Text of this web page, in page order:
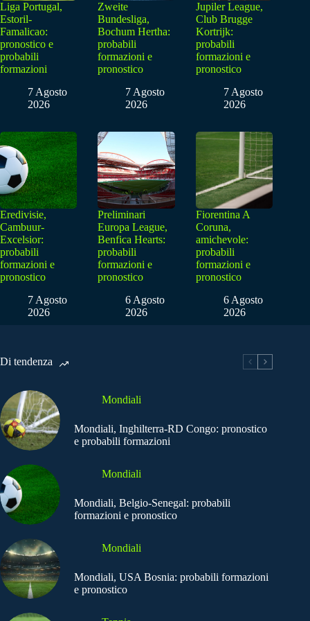
Liga Portugal,
Estoril-
Famalicao:
pronostico e
probabili
formazioni
7 Agosto
2026
Zweite
Bundesliga,
Bochum Hertha:
probabili
formazioni e
pronostico
7 Agosto
2026
Jupiler League,
Club Brugge
Kortrijk:
probabili
formazioni e
pronostico
7 Agosto
2026
Eredivisie,
Cambuur-
Excelsior:
probabili
formazioni e
pronostico
7 Agosto
2026
Preliminari
Europa League,
Benfica Hearts:
probabili
formazioni e
pronostico
6 Agosto
2026
Fiorentina A
Coruna,
amichevole:
probabili
formazioni e
pronostico
6 Agosto
2026
Di tendenza
Mondiali
Mondiali, Inghilterra-RD Congo: pronostico
e probabili formazioni
Mondiali
Mondiali, Belgio-Senegal: probabili
formazioni e pronostico
Mondiali
Mondiali, USA Bosnia: probabili formazioni
e pronostico